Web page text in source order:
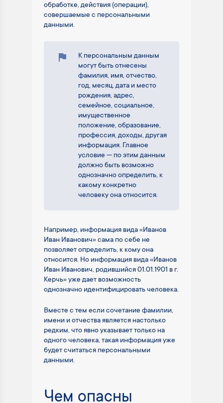
обработке, действия (операции),
совершаемые с персональными
данными.
К персональным данным
могут быть отнесены
фамилия, имя, отчество,
год, месяц, дата и место
рождения, адрес,
семейное, социальное,
имущественное
положение, образование,
профессия, доходы, другая
информация. Главное
условие — по этим данным
должно быть возможно
однозначно определить, к
какому конкретно
человеку она относится.
Например, информация вида «Иванов
Иван Иванович» сама по себе не
позволяет определить, к кому она
относится. Но информация вида «Иванов
Иван Иванович, родившийся 01.01.1901 в г.
Керчь» уже дает возможность
однозначно идентифицировать человека.
Вместе с тем если сочетание фамилии,
имени и отчества является настолько
редким, что явно указывает только на
одного человека, такая информация уже
будет считаться персональными
данными.
Чем опасны